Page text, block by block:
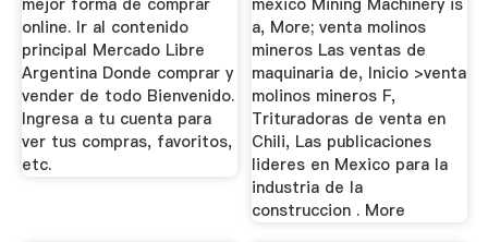
online. Ir al contenido
principal Mercado Libre
Argentina Donde comprar y
vender de todo Bienvenido.
Ingresa a tu cuenta para
ver tus compras, favoritos,
etc.
a, More; venta molinos
mineros Las ventas de
maquinaria de, Inicio >venta
molinos mineros F,
Trituradoras de venta en
Chili, Las publicaciones
lideres en Mexico para la
industria de la
construccion . More